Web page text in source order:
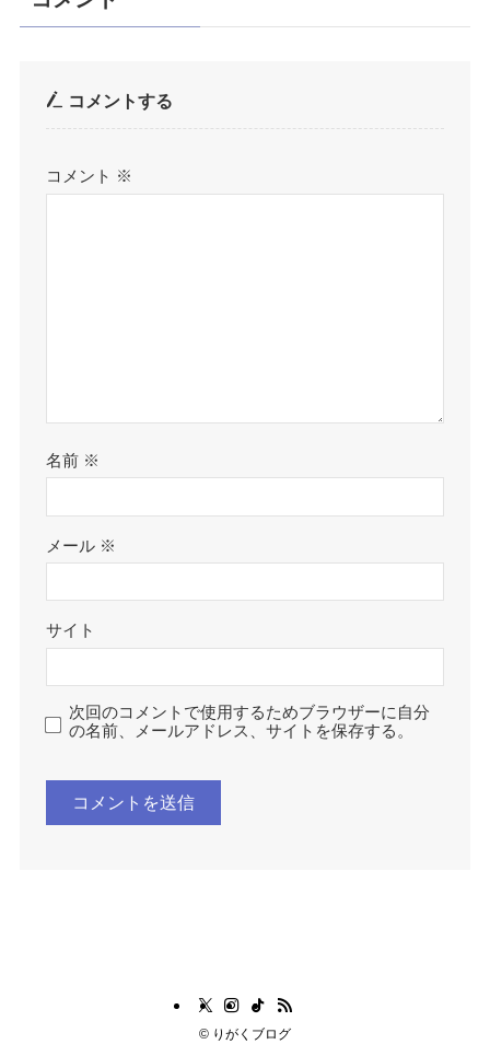
コメントする
コメント ※
名前 ※
メール ※
サイト
次回のコメントで使用するためブラウザーに自分
の名前、メールアドレス、サイトを保存する。
© りがくブログ